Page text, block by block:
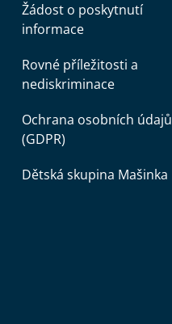
Žádost o poskytnutí
informace
Rovné příležitosti a
nediskriminace
Ochrana osobních údajů
(GDPR)
Dětská skupina Mašinka